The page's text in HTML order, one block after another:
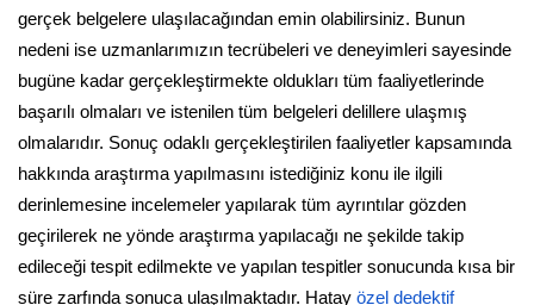
gerçek belgelere ulaşılacağından emin olabilirsiniz. Bunun
nedeni ise uzmanlarımızın tecrübeleri ve deneyimleri sayesinde
bugüne kadar gerçekleştirmekte oldukları tüm faaliyetlerinde
başarılı olmaları ve istenilen tüm belgeleri delillere ulaşmış
olmalarıdır. Sonuç odaklı gerçekleştirilen faaliyetler kapsamında
hakkında araştırma yapılmasını istediğiniz konu ile ilgili
derinlemesine incelemeler yapılarak tüm ayrıntılar gözden
geçirilerek ne yönde araştırma yapılacağı ne şekilde takip
edileceği tespit edilmekte ve yapılan tespitler sonucunda kısa bir
süre zarfında sonuca ulaşılmaktadır. Hatay özel dedektif